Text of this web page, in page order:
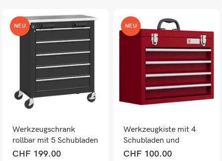
NEU
Werkzeugschrank
rollbar mit 5 Schubladen
für Werkstatt
CHF 199.00
NEU
Werkzeugkiste mit 4
Schubladen und
Staufach aus Stahl rot
CHF 100.00